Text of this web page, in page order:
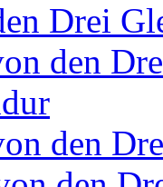
Drei
den
den